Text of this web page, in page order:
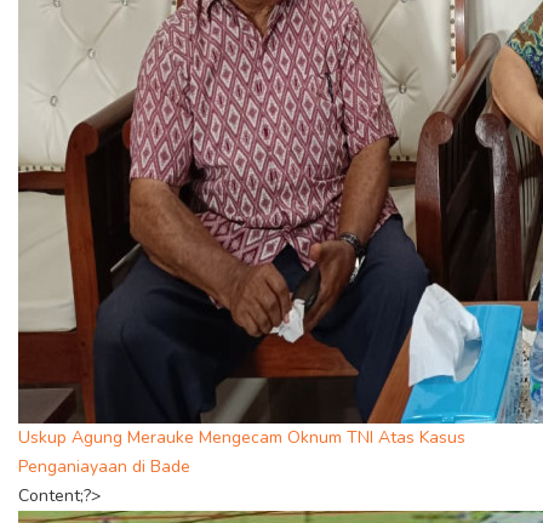
Uskup Agung Merauke Mengecam Oknum TNI Atas Kasus
Penganiayaan di Bade
Content;?>